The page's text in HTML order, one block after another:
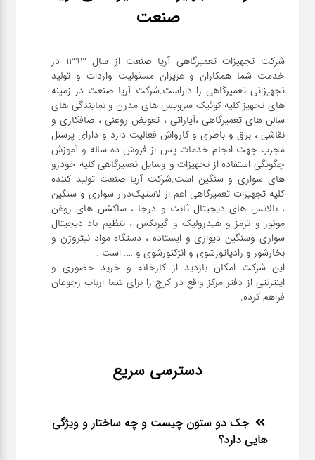
صنعت
شرکت تجهیزات تعمیرگاهی آریا صنعت از سال ۱۳۹۳ در
خدمت شما همکاران و عزیزان مسئولیت واردات و تولید
تجهیزاتی تعمیرگاهی را داراست.شرکت آریا صنعت در زمینه
های تجهیز کلیه کوئیک سرویس های مدرن و نمایندگی های
سالن های تعمیرگاهی ،آپاراتی ، تعویض روغنی ، صافکاری و
نقاشی ، برق و باطری و کارواش فعالیت دارد و دارای پرسنل
مجرب جهت انجام خدمات پس از فروش ده ساله و آموزش
چگونگی استفاده از تجهیزات و وسایل تعمیرگاهی کلیه خودرو
های سواری و سنگین است.شرکت آریا صنعت تولید کننده
کلیه تجهیزات تعمیرگاهی اعم از لاستیک‌درار سواری و ‌سنگین
، بالانس های دیجیتال ثابت و درجا ، ساکشن های روغن
موتور و ترمز و هیدرولیک و گیربکس ، تنظیم باد دیجیتال
سواری و‌سنگین دیواری و ایستاده ، دستگاه مواد نیتروژن و
این شرکت امکان بازدید از کارخانه و خرید حضوری و
اینترنتی از دفتر مرکز واقع در کرج را برای شما ارباب رجوعان
فراهم کرده.
دسترسی سریع
جک دو ستون چیست و چه ساختار و ویژگی
هایی دارد؟